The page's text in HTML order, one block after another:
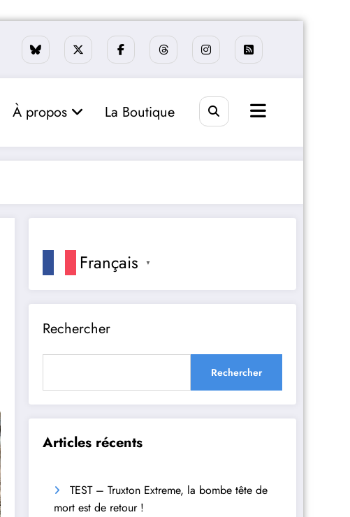
À propos La Boutique
Français ▼
Rechercher
Rechercher
Articles récents
TEST – Truxton Extreme, la bombe tête de
mort est de retour !